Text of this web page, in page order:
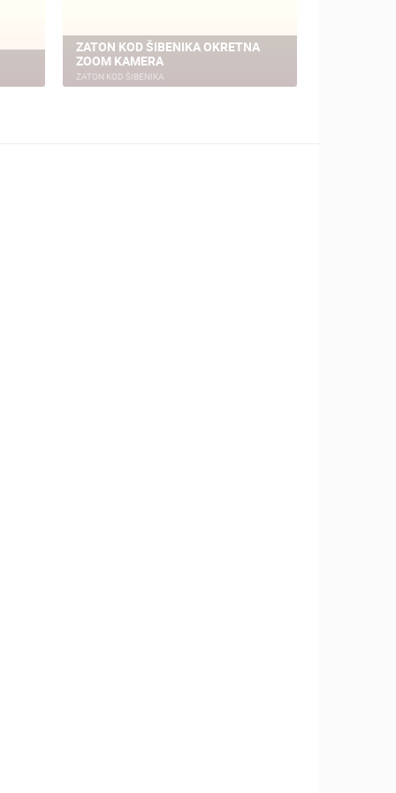
ZATON KOD ŠIBENIKA OKRETNA
ZOOM KAMERA
ZATON KOD ŠIBENIKA